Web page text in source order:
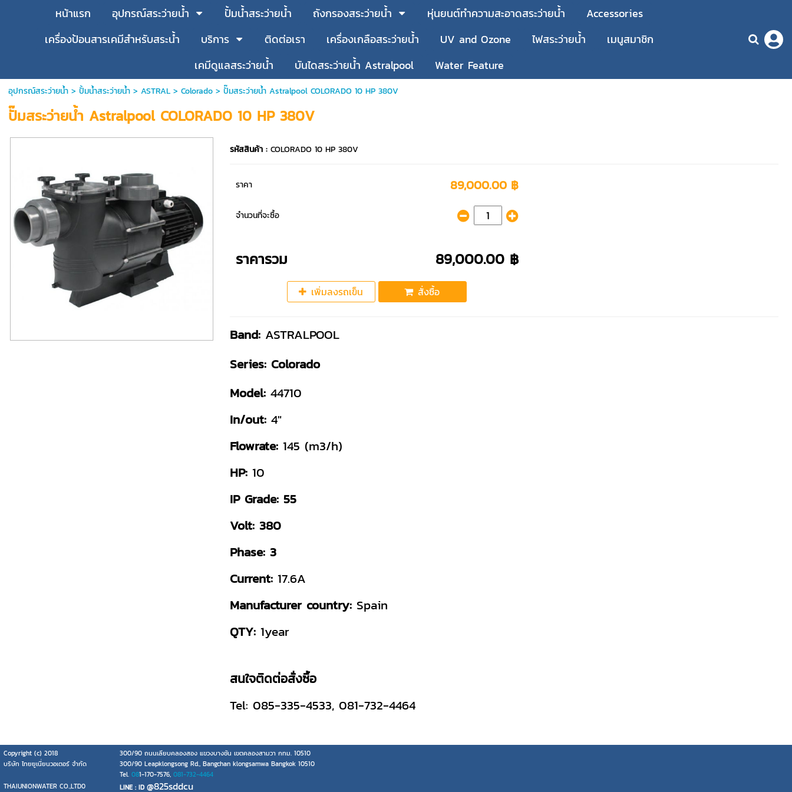
หน้าแรก อุปกรณ์สระว่ายน้ำ ปั้มน้ำสระว่ายน้ำ ถังกรองสระว่ายน้ำ หุ่นยนต์ทำความสะอาดสระว่ายน้ำ
Accessories
เครื่องป้อนสารเคมีสำหรับสระน้ำ
บริการ ติดต่อเรา เครื่องเกลือสระว่ายน้ำ UV and Ozone ไฟสระว่ายน้ำ
เมนูสมาชิก
เคมีดูแลสระว่ายน้ำ
บันไดสระว่ายน้ำ Astralpool Water Feature
อุปกรณ์สระว่ายน้ำ> ปั้มน้ำสระว่ายน้ำ> ASTRAL> Colorado> ปั๊มสระว่ายน้ำ Astralpool COLORADO 10 HP 380V
ปั๊มสระว่ายน้ำ Astralpool COLORADO 10 HP 380V
รหัสสินค้า : COLORADO 10 HP 380V
ราคา 89,000.00 ฿
จำนวนที่จะซื้อ
ราคารวม 89,000.00 ฿
เพิ่มลงรถเข็น สั่งซื้อ
Band:ASTRALPOOL
Series:Colorado
Model:44710
In/out:4"
Flowrate:145 (m3/h)
HP:10
IP Grade: 55
Volt: 380
Phase: 3
Current: 17.6A
Manufacturer country:Spain
QTY:1year
สนใจติดต่อสั่งซื้อ
Tel: 085-335-4533, 081-732-4464
Copyright (c) 2018
300/90 ถนนเลียบคลองสอง แขวงบางชัน เขตคลองสามวา กทม. 10510
บริษัท ไทยยูเนี่ยนวอเตอร์ จำกัด
300/90 Leapklongsong Rd., Bangchan klongsamwa Bangkok 10510
THAIUNIONWATER CO.,LTD0
Tel. 081-170-7576, 081-732-4464
LINE : ID @825sddcu